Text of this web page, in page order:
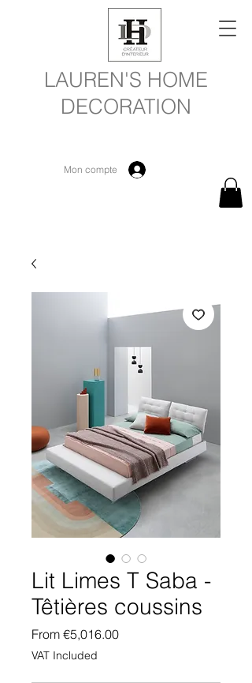
LAUREN'S HOME
DECORATION
Mon compte
Lit Limes T Saba -
Têtières coussins
From €5,016.00Sale
VAT Included